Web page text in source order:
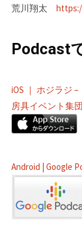
荒川翔太
Podcast
iOS ｜ ホジラジ
房具イベント集団
Android | Google